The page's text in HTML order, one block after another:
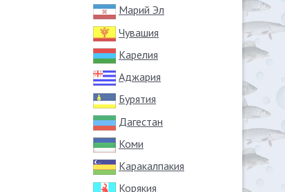
Марий Эл
Чувашия
Карелия
Аджария
Бурятия
Дагестан
Коми
Каракалпакия
Корякия